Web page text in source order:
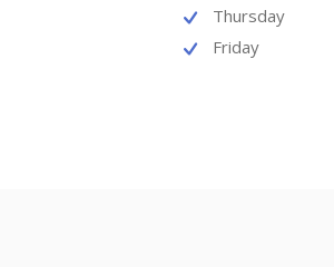
Thursday
Friday